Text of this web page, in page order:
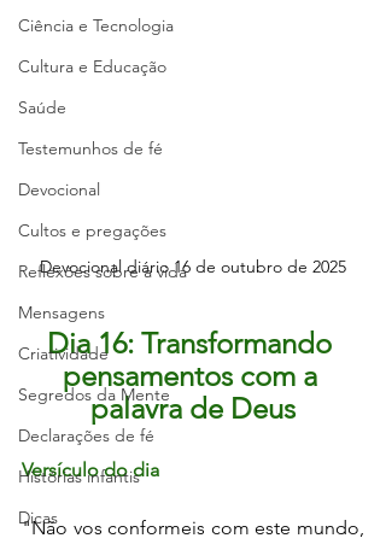
Ciência e Tecnologia
Cultura e Educação
Saúde
Testemunhos de fé
Devocional
Cultos e pregações
Reflexões sobre a vida
Mensagens
Criatividade
Segredos da Mente
Declarações de fé
Histórias infantis
Dicas
Devocional diário 16 de outubro de 2025
Dia 16: Transformando
pensamentos com a
palavra de Deus
Versículo do dia
"Não vos conformeis com este mundo,